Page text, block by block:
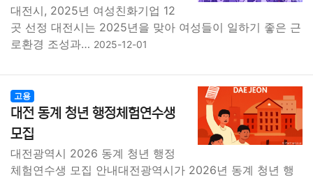
대전시, 2025년 여성친화기업 12
곳 선정 대전시는 2025년을 맞아 여성들이 일하기 좋은 근
로환경 조성과… 2025-12-01
고용
대전 동계 청년 행정체험연수생
모집
대전광역시 2026 동계 청년 행정
체험연수생 모집 안내대전광역시가 2026년 동계 청년 행